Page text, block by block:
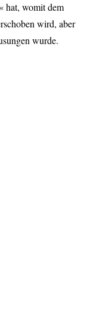
hat, womit dem
wird, aber
wurde.